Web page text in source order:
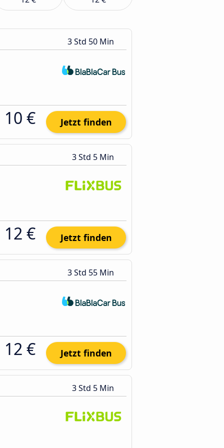
3 Std 50 Min
10 € Jetzt finden
3 Std 5 Min
12 € Jetzt finden
3 Std 55 Min
12 € Jetzt finden
3 Std 5 Min